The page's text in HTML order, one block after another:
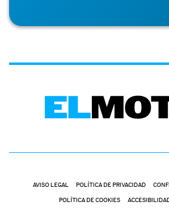
AVISO LEGAL POLÍTICA DE PRIVACIDAD
POLÍTICA DE COOKIES